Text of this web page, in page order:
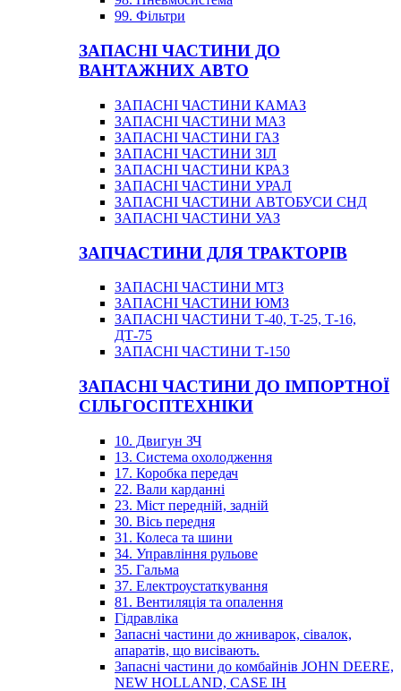
99. Фільтри
ЗАПАСНІ ЧАСТИНИ ДО
ВАНТАЖНИХ АВТО
ЗАПАСНІ ЧАСТИНИ КАМАЗ
ЗАПАСНІ ЧАСТИНИ МАЗ
ЗАПАСНІ ЧАСТИНИ ГАЗ
ЗАПАСНІ ЧАСТИНИ ЗІЛ
ЗАПАСНІ ЧАСТИНИ КРАЗ
ЗАПАСНІ ЧАСТИНИ УРАЛ
ЗАПАСНІ ЧАСТИНИ АВТОБУСИ СНД
ЗАПАСНІ ЧАСТИНИ УАЗ
ЗАПЧАСТИНИ ДЛЯ ТРАКТОРІВ
ЗАПАСНІ ЧАСТИНИ МТЗ
ЗАПАСНІ ЧАСТИНИ ЮМЗ
ЗАПАСНІ ЧАСТИНИ Т-40, Т-25, Т-16,
ДТ-75
ЗАПАСНІ ЧАСТИНИ Т-150
ЗАПАСНІ ЧАСТИНИ ДО ІМПОРТНОЇ
СІЛЬГОСПТЕХНІКИ
10. Двигун ЗЧ
13. Система охолодження
17. Коробка передач
22. Вали карданні
23. Міст передній, задній
30. Вісь передня
31. Колеса та шини
34. Управління рульове
35. Гальма
37. Електроустаткування
81. Вентиляція та опалення
Гідравліка
Запасні частини до жниварок, сівалок,
апаратів, що висівають.
Запасні частини до комбайнів JOHN DEERE,
NEW HOLLAND, CASE IH